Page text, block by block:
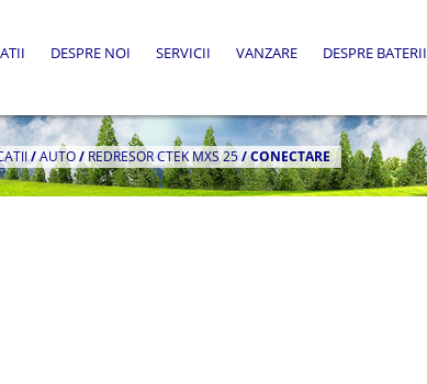
DESPRE NOI SERVICII VANZARE DESPRE BATERII
/AUTO/ REDRESOR CTEK MXS 25/CONECTARE